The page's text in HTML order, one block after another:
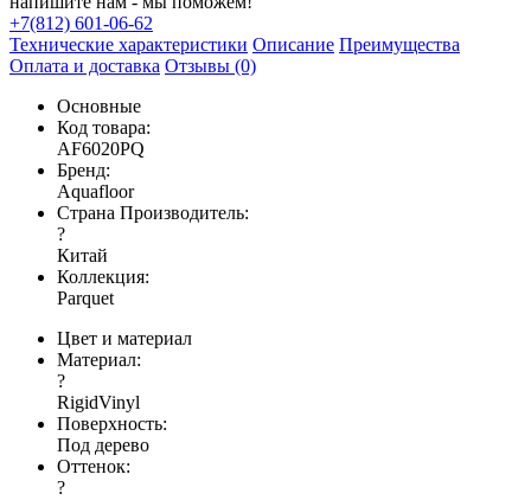
+7(812) 601-06-62
Технические характеристики Описание Преимущества
Оплата и доставка Отзывы (0)
Основные
Код товара:
AF6020PQ
Бренд:
Aquafloor
Страна Производитель:
?
Китай
Коллекция:
Parquet
Цвет и материал
Материал:
?
RigidVinyl
Поверхность:
Под дерево
Оттенок:
?